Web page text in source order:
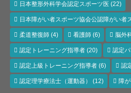
日本整形外科学会認定スポーツ医 (22)
日本障がい者スポーツ協会公認障がい者
柔道整復師 (4) 看護師 (6) 脳外
認定トレーニング指導者 (20) 認定
認定上級トレーニング指導者 (6) 認
認定理学療法士（運動器） (12) 障